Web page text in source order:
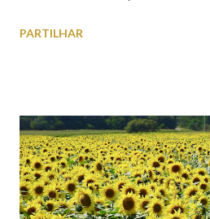
peças históricas cedidas pela IP
PARTILHAR